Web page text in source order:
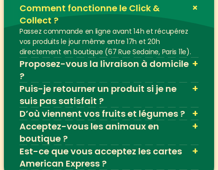
Comment fonctionne le Click &
Collect ?
+
Passez commande en ligne avant 14h et récupérez
vos produits le jour même entre 17h et 20h
directement en boutique (67 Rue Sedaine, Paris 11e).
Proposez-vous la livraison à domicile
?
+
Puis-je retourner un produit si je ne
suis pas satisfait ?
+
D’où viennent vos fruits et légumes ? +
Acceptez-vous les animaux en
boutique ?
+
Est-ce que vous acceptez les cartes
American Express ?
+